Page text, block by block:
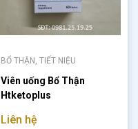
BỔ THẬN, TIẾT NIỆU
Viên uống Bổ Thận
Htketoplus
Liên hệ